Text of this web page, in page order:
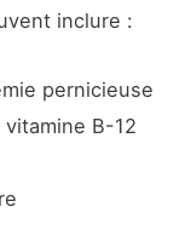
inclure :
pernicieuse
B-12